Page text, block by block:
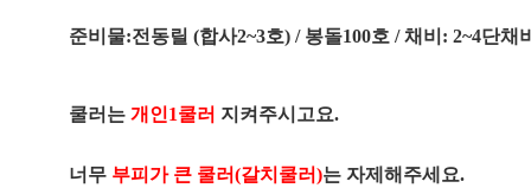
준비물:전동릴 (합사2~3호) / 봉돌100호 / 채비: 2~4단채
쿨러는 개인1쿨러 지켜주시고요.
너무 부피가 큰 쿨러(갈치쿨러)는 자제해주세요.